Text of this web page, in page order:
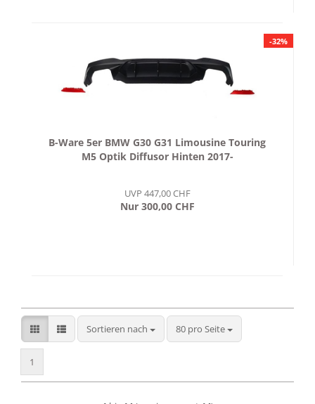
-32%
B-Ware 5er BMW G30 G31 Limousine Touring
M5 Optik Diffusor Hinten 2017-
UVP 447,00 CHF
Nur 300,00 CHF
Sortieren nach
Sortieren nach 80 pro Seite
pro Seite
1